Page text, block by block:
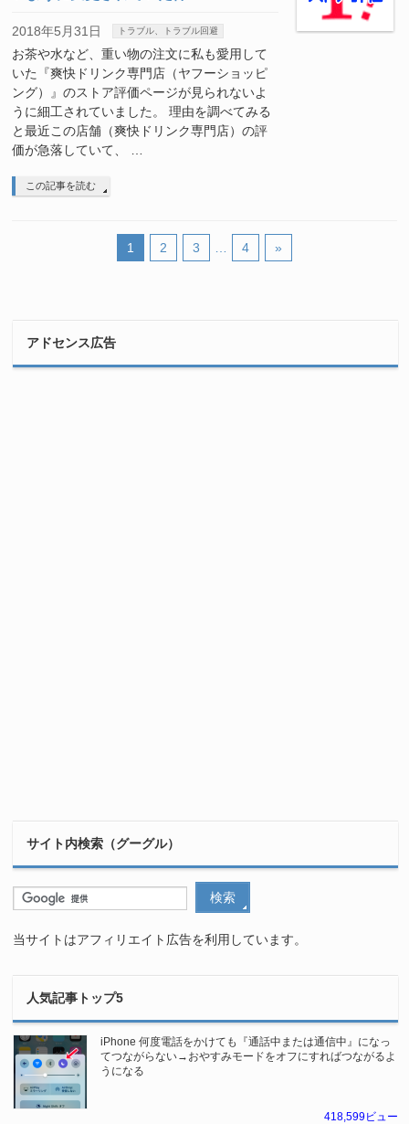
2018年5月31日 トラブル、トラブル回避
お茶や水など、重い物の注文に私も愛用して
いた『爽快ドリンク専門店（ヤフーショッピ
ング）』のストア評価ページが見られないよ
うに細工されていました。 理由を調べてみる
と最近この店舗（爽快ドリンク専門店）の評
価が急落していて、 …
この記事を読む
1 2 3 4 »
アドセンス広告
サイト内検索（グーグル）
当サイトはアフィリエイト広告を利用しています。
人気記事トップ5
iPhone 何度電話をかけても『通話中または通信中』になっ
てつながらない→おやすみモードをオフにすればつながるよ
うになる
418,599ビュー